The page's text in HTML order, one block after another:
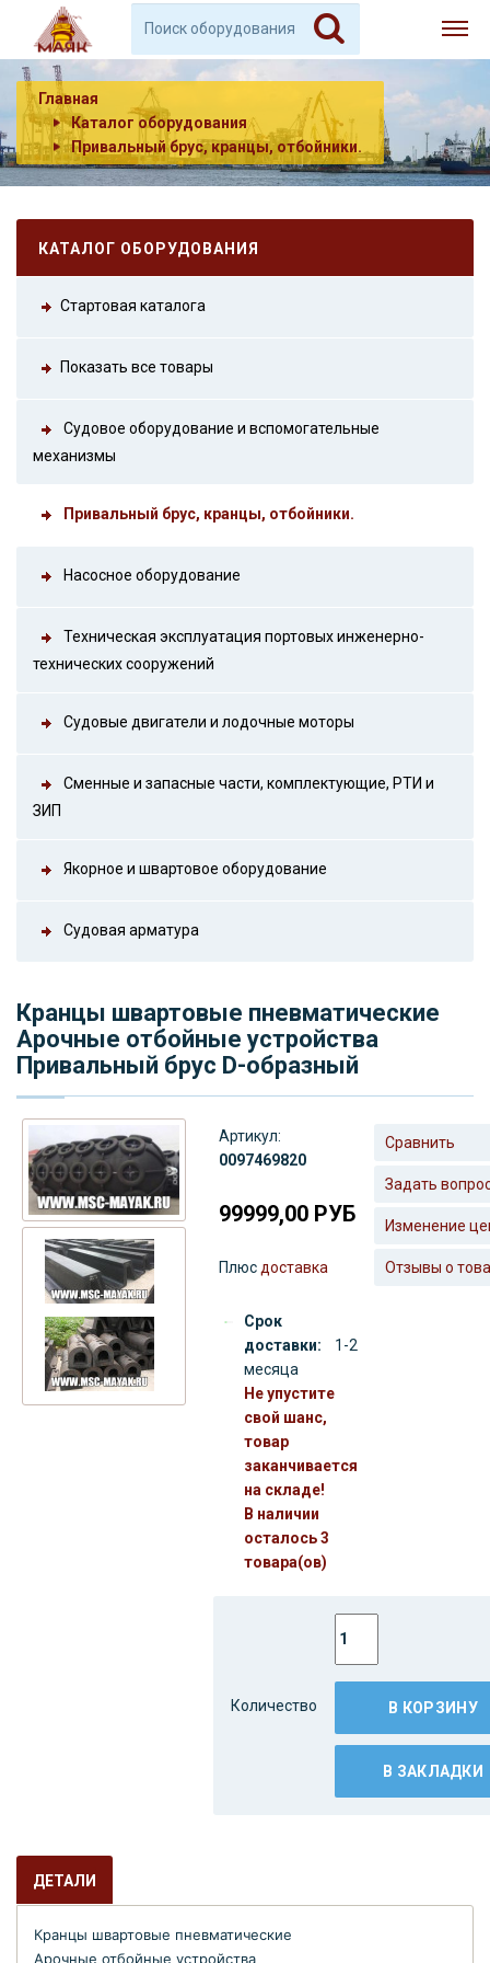
Главная
Каталог оборудования
Привальный брус, кранцы, отбойники.
КАТАЛОГ ОБОРУДОВАНИЯ
Стартовая каталога
Показать все товары
Судовое оборудование и вспомогательные
механизмы
Привальный брус, кранцы, отбойники.
Насосное оборудование
Техническая эксплуатация портовых инженерно-
технических сооружений
Судовые двигатели и лодочные моторы
Сменные и запасные части, комплектующие, РТИ и
ЗИП
Якорное и швартовое оборудование
Судовая арматура
Кранцы швартовые пневматические
Арочные отбойные устройства
Привальный брус D-образный
Артикул:
0097469820
99999,00 РУБ
Плюс доставка
Срок
доставки:
1-2
месяца
Не упустите
свой шанс,
товар
заканчивается
на складе!
В наличии
осталось 3
товара(ов)
Сравнить
Задать
Изменение
Отзывы о
Количество В КОРЗИНУ
В ЗАКЛАДКИ
ДЕТАЛИ
Кранцы швартовые пневматические
Арочные отбойные устройства